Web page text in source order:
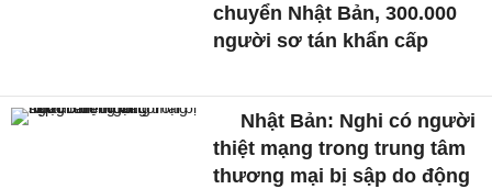
chuyển Nhật Bản, 300.000
người sơ tán khẩn cấp
Nhật Bản: Nghi có người
thiệt mạng trong trung tâm
thương mại bị sập do động